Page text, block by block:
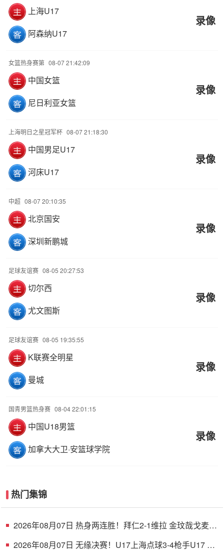
上海U17
阿森纳U17
录像
女篮热身赛第 08-07 21:42:09
中国女篮
尼日利亚女篮
录像
上海明日之星冠军杯 08-07 21:18:30
中国男足U17
河床U17
录像
中超 08-07 20:10:35
北京国安
深圳新鹏城
录像
足球友谊赛 08-05 20:27:53
切尔西
尤文图斯
录像
足球友谊赛 08-05 19:35:55
K联赛全明星
曼城
录像
国青男篮热身赛 08-04 22:01:15
中国U18男篮
加拿大大卫·安篮球学院
录像
热门集锦
2026年08月07日 热身两连胜！拜仁2-1维拉 金玟哉戈麦斯
2026年08月07日 无缘决赛！U17上海点球3-4枪手U17 李